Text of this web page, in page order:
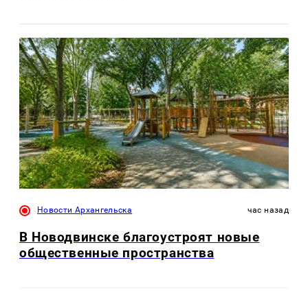
Новости Архангельска час назад
В Новодвинске благоустроят новые
общественные пространства